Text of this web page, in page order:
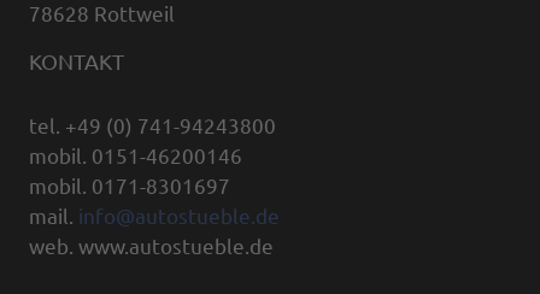
78628 Rottweil
KONTAKT
tel. +49 (0) 741-94243800
mobil. 0151-46200146
mobil. 0171-8301697
mail. info@autostueble.de
web. www.autostueble.de